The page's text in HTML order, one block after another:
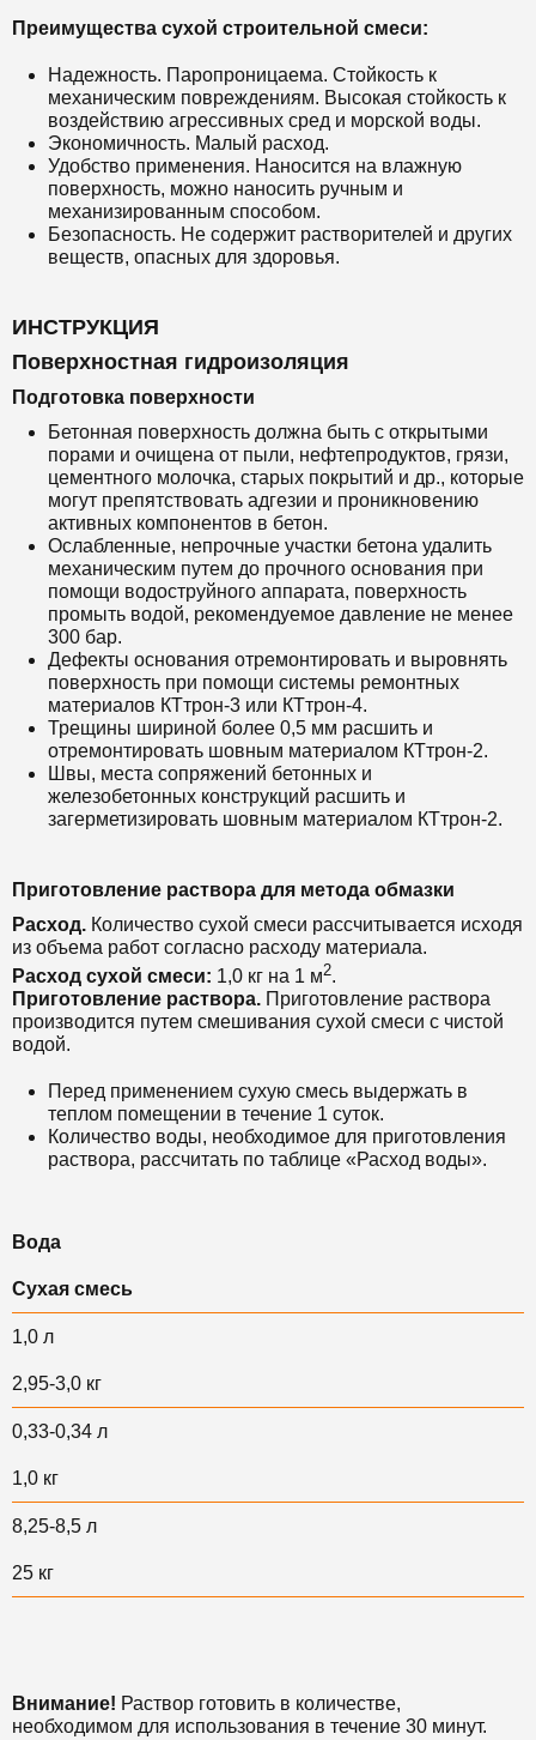
Преимущества сухой строительной смеси:
Надежность. Паропроницаема. Стойкость к
механическим повреждениям. Высокая стойкость к
воздействию агрессивных сред и морской воды.
Экономичность. Малый расход.
Удобство применения. Наносится на влажную
поверхность, можно наносить ручным и
механизированным способом.
Безопасность. Не содержит растворителей и других
веществ, опасных для здоровья.
ИНСТРУКЦИЯ
Поверхностная гидроизоляция
Подготовка поверхности
Бетонная поверхность должна быть с открытыми
порами и очищена от пыли, нефтепродуктов, грязи,
цементного молочка, старых покрытий и др., которые
могут препятствовать адгезии и проникновению
активных компонентов в бетон.
Ослабленные, непрочные участки бетона удалить
механическим путем до прочного основания при
помощи водоструйного аппарата, поверхность
промыть водой, рекомендуемое давление не менее
300 бар.
Дефекты основания отремонтировать и выровнять
поверхность при помощи системы ремонтных
материалов КТтрон-3 или КТтрон-4.
Трещины шириной более 0,5 мм расшить и
отремонтировать шовным материалом КТтрон-2.
Швы, места сопряжений бетонных и
железобетонных конструкций расшить и
загерметизировать шовным материалом КТтрон-2.
Приготовление раствора для метода обмазки
Расход. Количество сухой смеси рассчитывается исходя
из объема работ согласно расходу материала.
Расход сухой смеси: 1,0 кг на 1 м2.
Приготовление раствора. Приготовление раствора
производится путем смешивания сухой смеси с чистой
водой.
Перед применением сухую смесь выдержать в
теплом помещении в течение 1 суток.
Количество воды, необходимое для приготовления
раствора, рассчитать по таблице «Расход воды».
Вода
Сухая смесь
1,0 л
2,95-3,0 кг
0,33-0,34 л
1,0 кг
8,25-8,5 л
25 кг
Внимание! Раствор готовить в количестве,
необходимом для использования в течение 30 минут.